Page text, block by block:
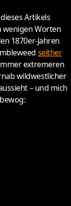
Artikels
wenigen Worten
1870er-Jahren
seither
extremeren
wildwestlicher
– und mich